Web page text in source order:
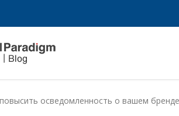
осведомленность о вашем